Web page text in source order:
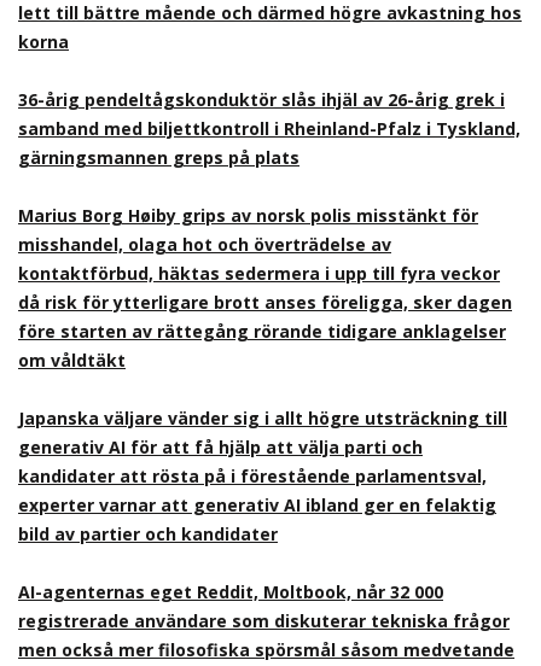
lett till bättre mående och därmed högre avkastning hos
korna
36-årig pendeltågskonduktör slås ihjäl av 26-årig grek i
samband med biljettkontroll i Rheinland-Pfalz i Tyskland,
gärningsmannen greps på plats
Marius Borg Høiby grips av norsk polis misstänkt för
misshandel, olaga hot och överträdelse av
kontaktförbud, häktas sedermera i upp till fyra veckor
då risk för ytterligare brott anses föreligga, sker dagen
före starten av rättegång rörande tidigare anklagelser
om våldtäkt
Japanska väljare vänder sig i allt högre utsträckning till
generativ AI för att få hjälp att välja parti och
kandidater att rösta på i förestående parlamentsval,
experter varnar att generativ AI ibland ger en felaktig
bild av partier och kandidater
AI-agenternas eget Reddit, Moltbook, når 32 000
registrerade användare som diskuterar tekniska frågor
men också mer filosofiska spörsmål såsom medvetande